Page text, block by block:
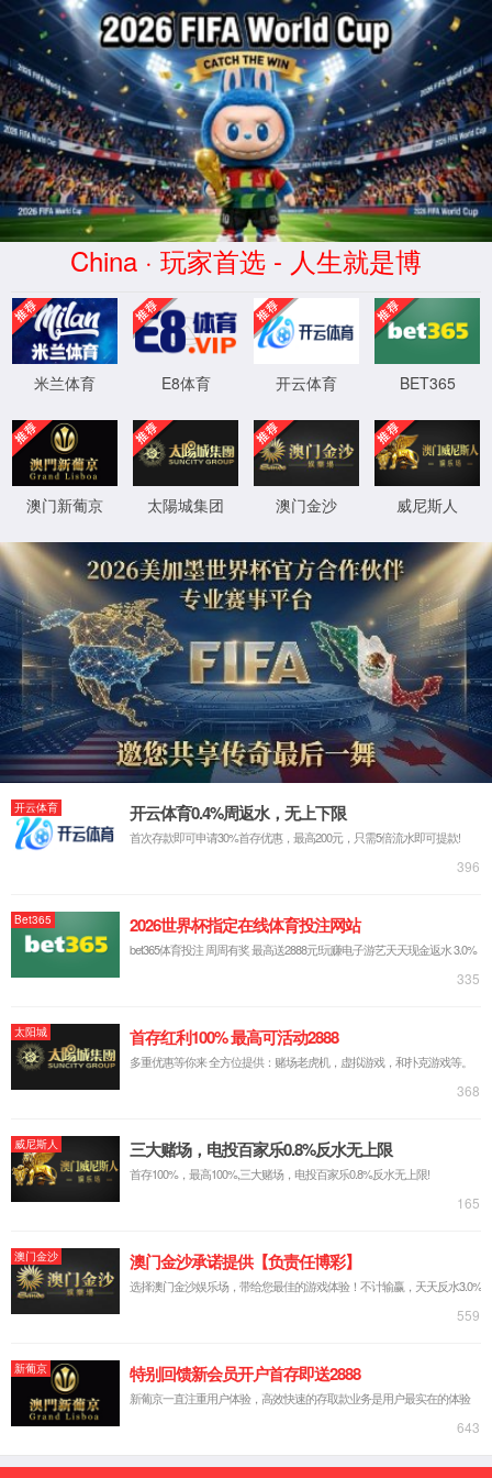
跨国经营
以融汇全球资源的理念，打造支撑国际化运作的组织架构、
人才队伍、研发平台、售后服务与市场网络，驱动和管理全球化
的产业布局和业务发展。
115家国内成员企业及分支机构
展开全部
华东地区
64
华北地区
3
西南地区
5